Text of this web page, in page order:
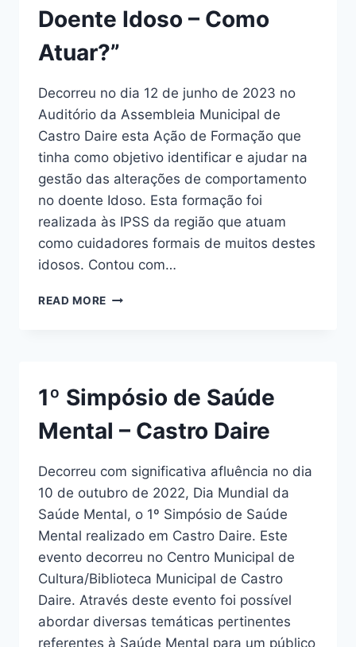
DAIRE
Doente Idoso – Como
Atuar?”
Decorreu no dia 12 de junho de 2023 no
Auditório da Assembleia Municipal de
Castro Daire esta Ação de Formação que
tinha como objetivo identificar e ajudar na
gestão das alterações de comportamento
no doente Idoso. Esta formação foi
realizada às IPSS da região que atuam
como cuidadores formais de muitos destes
idosos. Contou com…
READ MORE “ESTRATÉGIAS
DO
DOENTE
IDOSO
COMO
ATUAR?”
1º Simpósio de Saúde
Mental – Castro Daire
Decorreu com significativa afluência no dia
10 de outubro de 2022, Dia Mundial da
Saúde Mental, o 1º Simpósio de Saúde
Mental realizado em Castro Daire. Este
evento decorreu no Centro Municipal de
Cultura/Biblioteca Municipal de Castro
Daire. Através deste evento foi possível
abordar diversas temáticas pertinentes
referentes à Saúde Mental para um público